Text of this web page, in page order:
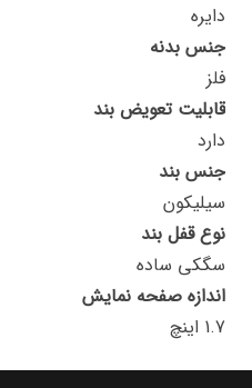
دایره
جنس بدنه
فلز
قابلیت تعویض بند
دارد
جنس بند
سیلیکون
نوع قفل بند
سگکی ساده
اندازه صفحه نمایش
1.7 اینچ